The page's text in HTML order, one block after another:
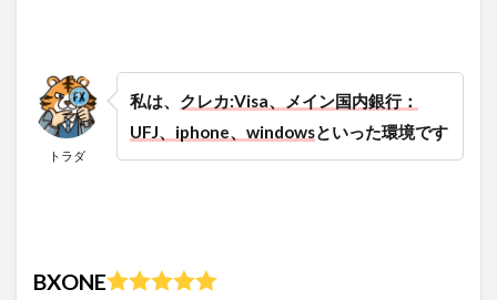
トラダ
私は、 クレカ:Visa、メイン国内銀行：
UFJ、iphone、windowsといった環境です
BXONE